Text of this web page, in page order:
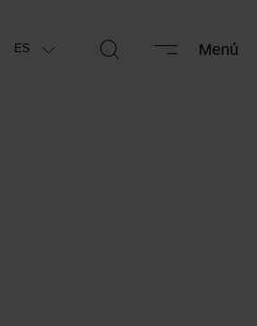
ES Menú
Masa especificada por el fabricante